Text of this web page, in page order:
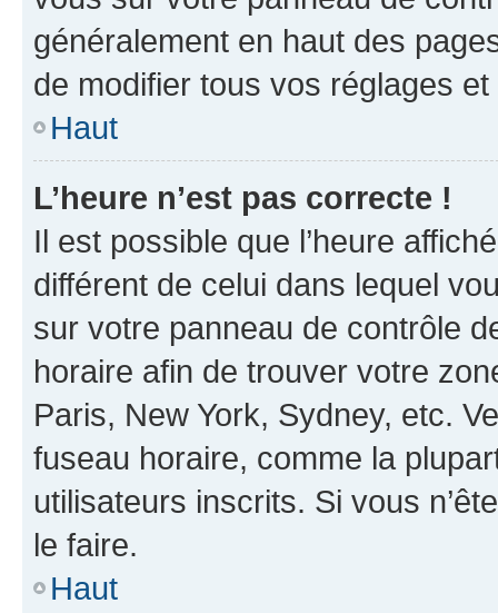
généralement en haut des
de modifier tous vos réglages
Haut
L’heure n’est pas correcte !
Il est possible que l’heure
différent de celui dans lequel
sur votre panneau de contrôle
horaire afin de trouver votre
Paris, New York, Sydney, etc.
fuseau horaire, comme la
utilisateurs inscrits. Si vous
le faire.
Haut